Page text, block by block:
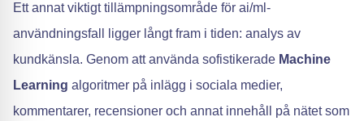
Ett annat viktigt tillämpningsområde för ai/ml-
användningsfall ligger långt fram i tiden: analys av
kundkänsla. Genom att använda sofistikerade Machine
Learning algoritmer på inlägg i sociala medier,
kommentarer, recensioner och annat innehåll på nätet som